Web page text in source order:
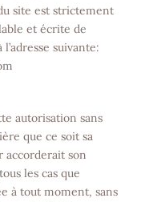
site est strictement
et écrite de
suivante:
autorisation sans
que ce soit sa
accorderait son
les cas que
à tout moment, sans